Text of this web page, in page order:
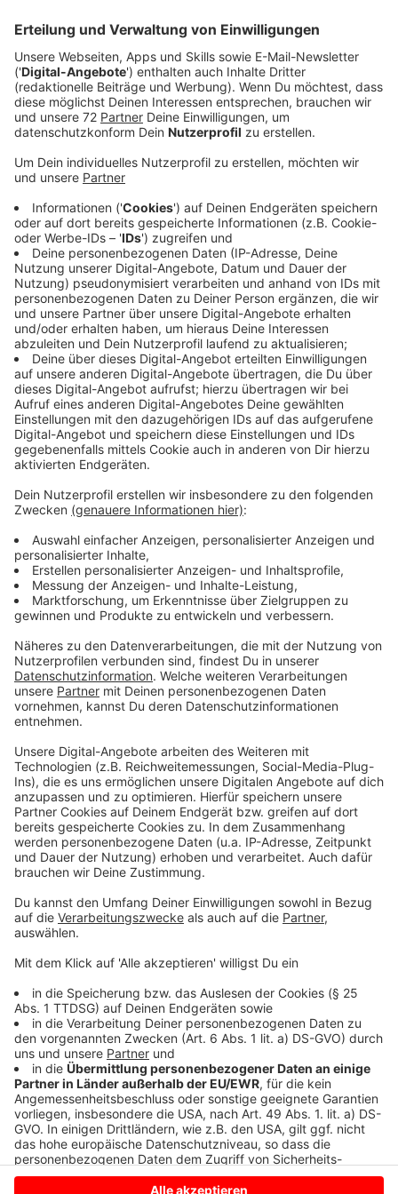
Am Brunnen imSendenerOrtskern beispielsweise
bringt die freiwillige Feuerwehr heute um 18 Uhr den
Spielmannszug "In Treue fest" sorgt für einen
dann Partyhits von der Coverband "Streetkings". Der
Eintritt zum Tanz in den Mai im Sendener Ortskern ist
frei.
Maibaum aufstellen inBösensellauf dem Kirchplatz,
also auf dem Johannisplatz. Wenn der Maibaum steht,
führen rund 60 Kinder vom Sportverein Bösensell
Tänze vor... tanzen also quasi schon in den Mai. Ab 20
Uhr machen Sie dann weiter mit tanzen... Es gibt Musik,
Wein und ne Hüpfburg. Los geht es mit dem Maibaum
Aufstellen in Bösensell um 17.30 Uhr. Der Eintritt, auch
später zur Party, ist frei.
In Hausdülmen stellt die freiwillige Feuerwehr des
Löschzugs Hausdülmen heute den Maibaum auf. Der
Schützenverein Burgwache Hausdülmen sorgt für
Gegrilltes und Getränke. Los geht es hier ab 18 Uhr auf
dem Dorfplatz in Hausdülmen.
Tanz in den Mai inOlfen, an und in der Schützenhalle
ab 20 Uhr. Organisiert von der Bürgerschützengilde.
Sowohl unterhalb des Partyfallschirms im
Außenbereichen der Schützenhalle als auch in der
Halle selbst kann in den Mai getanzt werden. Der
festlich illuminierte Außenbereich und die
geschmückte Schützenhalle sorgen für ein einmaliges
Ambiente und laden zum ausgelassenen Feiern ein. Ob
bei gekühlten Getränken am Tresen und der
Cocktailbar oder bei Leckerem vom Grill, für das
leibliche Wohl wird bestens gesorgt. Ab dem 15.03
sind Eintrittskarten im Vorverkauf bei der Sparkasse
Olfen, BBS, Trinkgut Wilms und der
Lottoannahmestelle Etges erhältlich.
Anzeige
Anzeige